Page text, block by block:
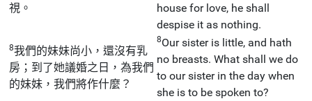
視。
house for love, he shall
despise it as nothing.
8我們的妹妹尚小，還沒有乳
房；到了她議婚之日，為我們
的妹妹，我們將作什麼？
8Our sister is little, and hath
no breasts. What shall we do
to our sister in the day when
she is to be spoken to?